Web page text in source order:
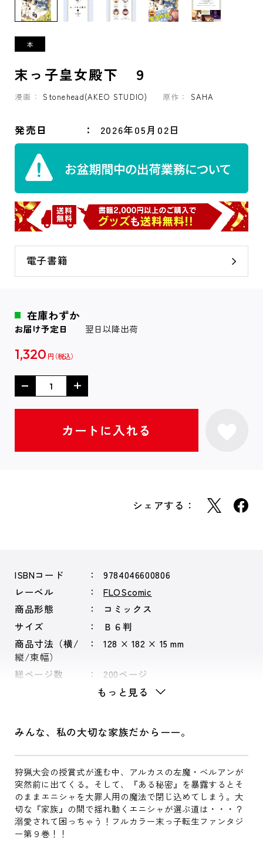
末っ子皇女殿下 ９
漫画： Stonehead(AKEO STUDIO) 原作： SAHA
発売日 2026年05月02日
電子書籍
在庫わずか
お届け予定日 翌日以降出荷
1,320 円
シェアする：
ISBNコード
9784046600806
レーベル
FLOScomic
商品形態
コミックス
サイズ
Ｂ６判
商品寸法（横/
縦/束幅）
128 × 182 × 15 mm
総ページ数 200ページ
もっと見る
みんな、私の大切な家族だからーー。
狩猟大会の授賞式が進む中、アルカスの左魔・ベルアンが
突然前に出てくる。そして、『ある秘密』を暴露するとそ
のままエニシャを大罪人用の魔法で閉じ込めてしまう。大
切な『家族』の間で揺れ動くエニシャが選ぶ道は・・・？
溺愛されて困っちゃう！フルカラー末っ子転生ファンタジ
ー第９巻！！